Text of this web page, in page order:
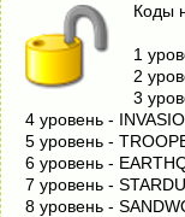
Коды
1
2
3
4 уровень -
5 уровень -
6 уровень -
7 уровень -
8 уровень -